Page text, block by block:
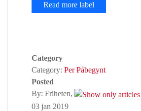
Read more label
Category
Category: Per Påbegynt
Posted
By: Friheten,
03 jan 2019